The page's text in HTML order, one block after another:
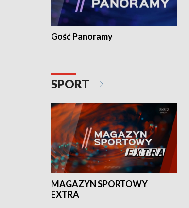
Gość Panoramy
SPORT
MAGAZYN SPORTOWY
EXTRA